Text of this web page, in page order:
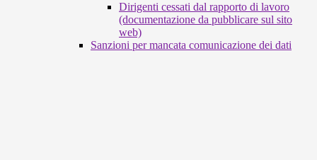
Dirigenti cessati dal rapporto di lavoro
(documentazione da pubblicare sul sito
web)
Sanzioni per mancata comunicazione dei dati